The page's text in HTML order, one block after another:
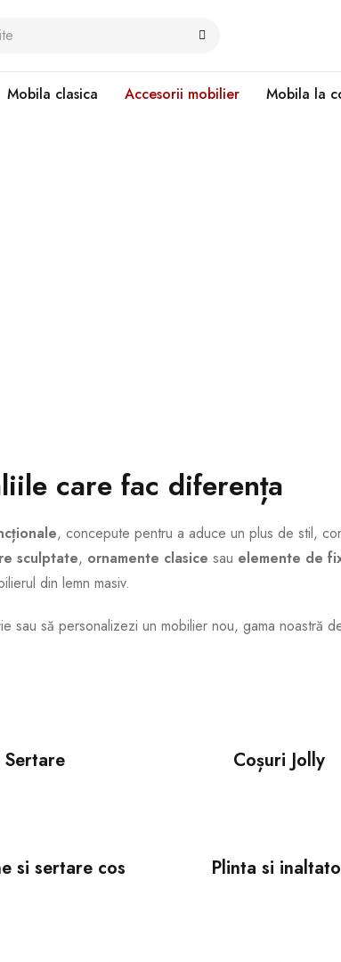
Mobila clasica Accesorii mobilier Mobila la
care fac diferența
, concepute pentru a aduce un plus de stil,
sculptate, ornamente clasice sau elemente de
din lemn masiv.
să personalizezi un mobilier nou, gama noastră
Sertare Coșuri Jolly
si sertare cos Plinta si